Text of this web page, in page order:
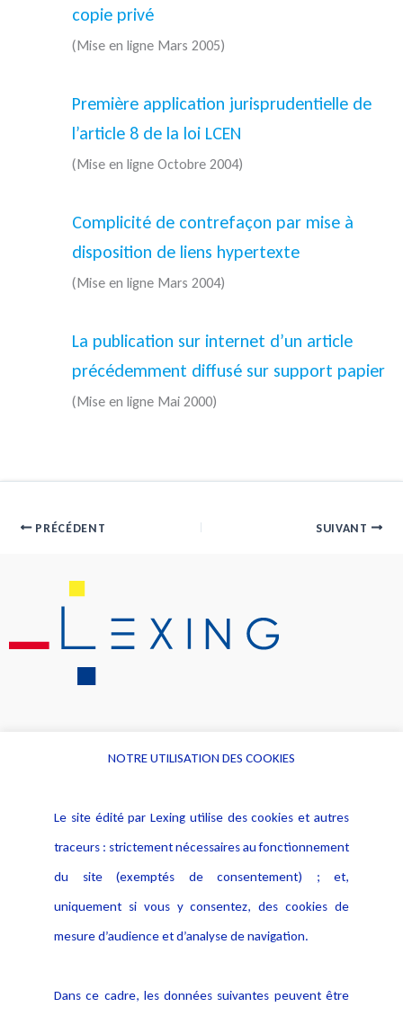
copie privé
(Mise en ligne Mars 2005)
Première application jurisprudentielle de
l’article 8 de la loi LCEN
(Mise en ligne Octobre 2004)
Complicité de contrefaçon par mise à
disposition de liens hypertexte
(Mise en ligne Mars 2004)
La publication sur internet d’un article
précédemment diffusé sur support papier
(Mise en ligne Mai 2000)
PRÉCÉDENT SUIVANT
Alerte professionnelle
Déclaration d'accessibilité
Notice Légale
Politique de protection des
données
Publications
NOTRE UTILISATION DES COOKIES
Le site édité par Lexing utilise des cookies et autres
traceurs : strictement nécessaires au fonctionnement
du site (exemptés de consentement) ; et,
uniquement si vous y consentez, des cookies de
mesure d’audience et d’analyse de navigation.
Dans ce cadre, les données suivantes peuvent être